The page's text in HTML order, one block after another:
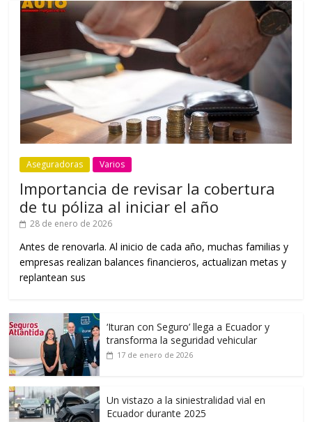
Aseguradoras Varios
Importancia de revisar la cobertura
de tu póliza al iniciar el año
28 de enero de 2026
Antes de renovarla. Al inicio de cada año, muchas familias y
empresas realizan balances financieros, actualizan metas y
replantean sus
‘Ituran con Seguro’ llega a Ecuador y
transforma la seguridad vehicular
17 de enero de 2026
Un vistazo a la siniestralidad vial en
Ecuador durante 2025